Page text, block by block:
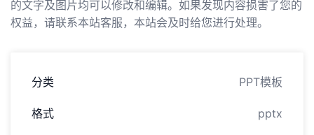
的文字及图片均可以修改和编辑。如果发现内容损害了您的
权益，请联系本站客服，本站会及时给您进行处理。
分类 PPT模板
格式 pptx